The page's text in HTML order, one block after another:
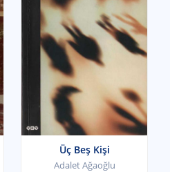
Üç Beş Kişi
Adalet Ağaoğlu